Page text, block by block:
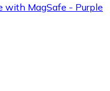
with MagSafe - Purple